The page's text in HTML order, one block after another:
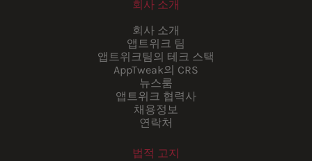
회사 소개
회사 소개
앱트위크 팀
앱트위크팀의 테크 스택
AppTweak의 CRS
뉴스룸
앱트위크 협력사
채용정보
연락처
법적 고지